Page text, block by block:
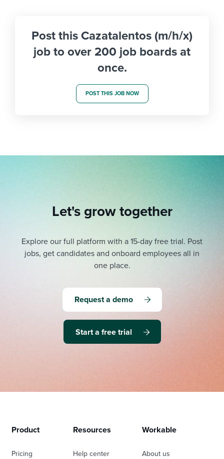
Post this Cazatalentos (m/h/x)
job to over 200 job boards at
once.
POST THIS JOB NOW
Let's grow together
Explore our full platform with a 15-day free trial. Post
jobs, get candidates and onboard employees all in
one place.
Request a demo
Start a free trial
Product
Pricing
Resources
Help center
Workable
About us